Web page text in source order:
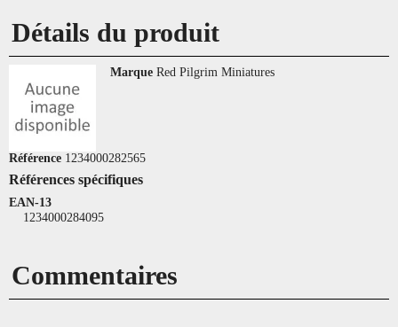
Détails du produit
Marque Red Pilgrim Miniatures
Référence 1234000282565
Références spécifiques
EAN-13
1234000284095
Commentaires